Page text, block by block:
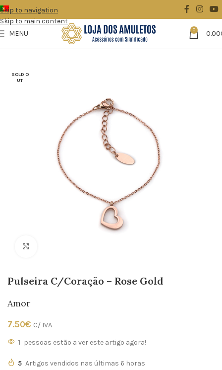
Skip to navigation
Skip to main content
MENU
0 0.00
Acessórios/Bijuteria Pulseiras
SOLD O
UT
Pulseira C/Coração – Rose Gold
Amor
7.50€ C/ IVA
1 pessoas estão a ver este artigo agora!
5 Artigos vendidos nas últimas 6 horas